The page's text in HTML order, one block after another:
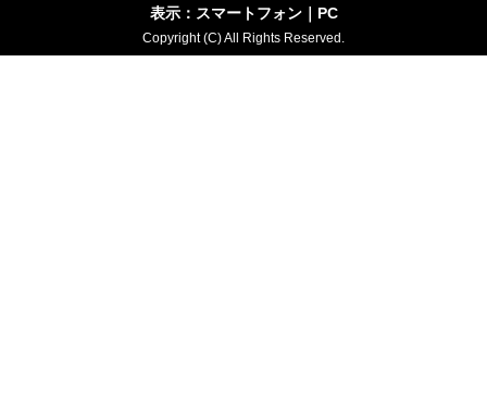
表示：スマートフォン｜ PC
Copyright (C) All Rights Reserved.